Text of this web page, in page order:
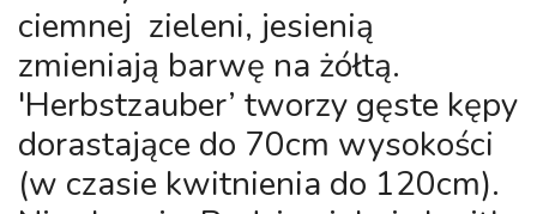
ciemnej zieleni, jesienią
zmieniają barwę na żółtą.
'Herbstzauber’ tworzy gęste kępy
dorastające do 70cm wysokości
(w czasie kwitnienia do 120cm).